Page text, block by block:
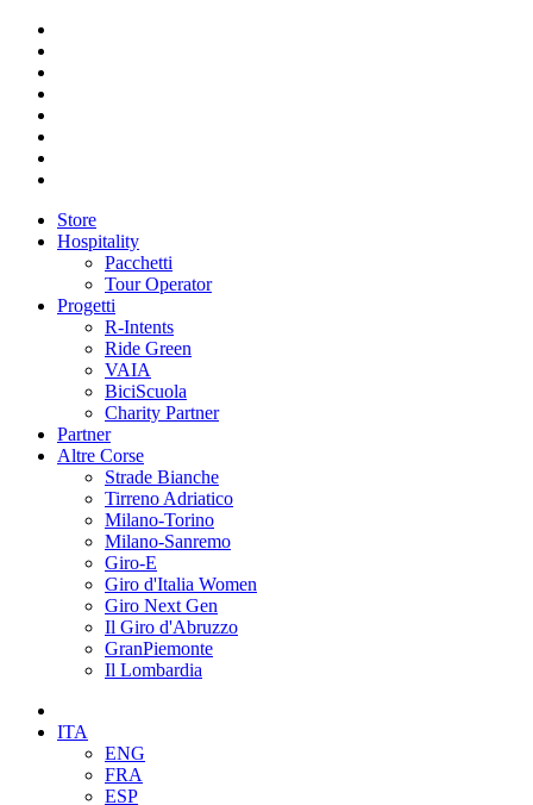
Store
Hospitality
Pacchetti
Tour Operator
Progetti
R-Intents
Ride Green
VAIA
BiciScuola
Charity Partner
Partner
Altre Corse
Strade Bianche
Tirreno Adriatico
Milano-Torino
Milano-Sanremo
Giro-E
Giro d'Italia Women
Giro Next Gen
Il Giro d'Abruzzo
GranPiemonte
Il Lombardia
ITA
ENG
FRA
ESP